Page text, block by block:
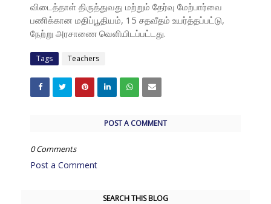
விடைத்தாள் திருத்துவது மற்றும் தேர்வு மேற்பார்வை
பணிக்கான மதிப்பூதியம், 15 சதவீதம் உயர்த்தப்பட்டு,
நேற்று அரசாணை வெளியிடப்பட்டது.
Tags Teachers
POST A COMMENT
0 Comments
Post a Comment
SEARCH THIS BLOG